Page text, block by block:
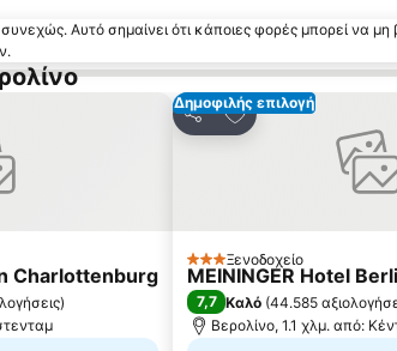
Αυτό σημαίνει ότι κάποιες φορές μπορεί να μη
Charlottenburg
)
Δημοφιλής επιλογή
Κοινοποίηση
Προσθήκη στα
3 ΑστέριαΞενοδοχείο
MEININGER Hotel
7,7 Καλό (44.585
Βερολίνο, 1.1 χλμ. από: